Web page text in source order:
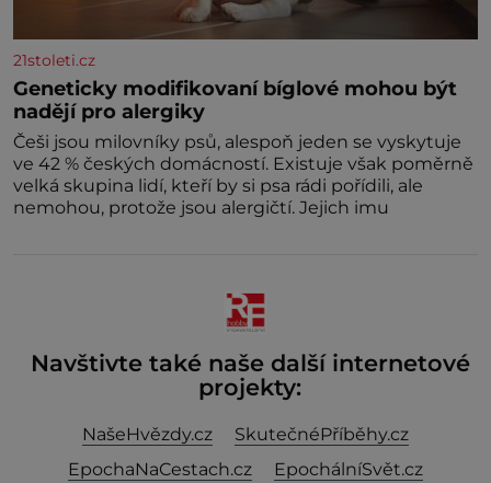
21stoleti.cz
Geneticky modifikovaní bíglové mohou být
nadějí pro alergiky
Češi jsou milovníky psů, alespoň jeden se vyskytuje
ve 42 % českých domácností. Existuje však poměrně
velká skupina lidí, kteří by si psa rádi pořídili, ale
nemohou, protože jsou alergičtí. Jejich imu
Navštivte také naše další internetové
projekty:
NašeHvězdy.cz
SkutečnéPříběhy.cz
EpochaNaCestach.cz
EpochálníSvět.cz